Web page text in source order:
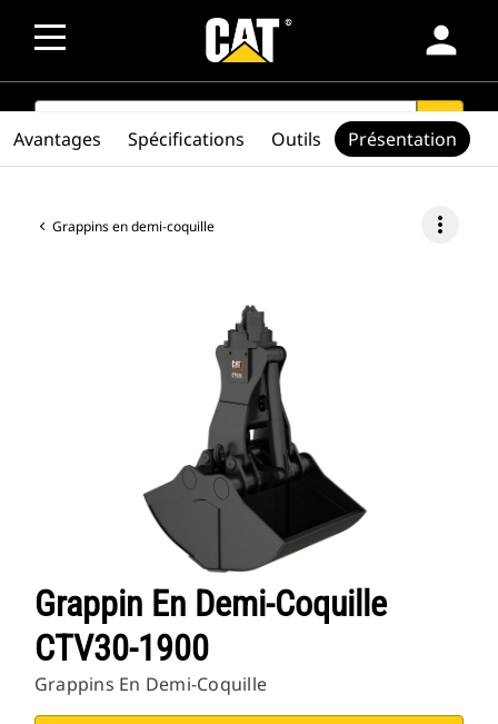
person
SEARCH search
Grappins en demi-coquille more_vert
Grappin En Demi-Coquille
CTV30-1900
Grappins En Demi-Coquille
Avantages Spécifications Outils Présentation